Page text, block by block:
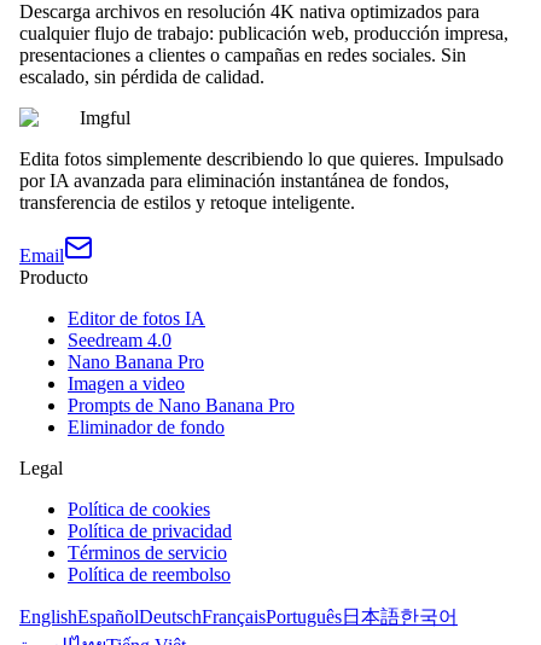
Descarga archivos en resolución 4K nativa optimizados para
cualquier flujo de trabajo: publicación web, producción impresa,
presentaciones a clientes o campañas en redes sociales. Sin
escalado, sin pérdida de calidad.
Imgful
Edita fotos simplemente describiendo lo que quieres. Impulsado
por IA avanzada para eliminación instantánea de fondos,
transferencia de estilos y retoque inteligente.
Email
Producto
Editor de fotos IA
Seedream 4.0
Nano Banana Pro
Imagen a video
Prompts de Nano Banana Pro
Eliminador de fondo
Legal
Política de cookies
Política de privacidad
Términos de servicio
Política de reembolso
EnglishEspañolDeutschFrançaisPortuguês日本語한국어